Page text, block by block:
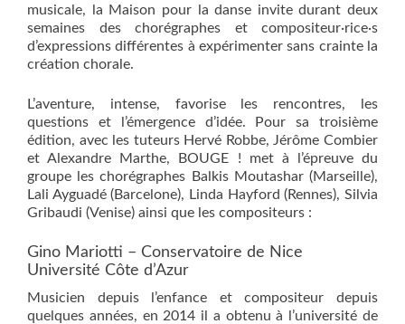
musicale, la Maison pour la danse invite durant deux
semaines des chorégraphes et compositeur·rice·s
d’expressions différentes à expérimenter sans crainte la
création chorale.
L’aventure, intense, favorise les rencontres, les
questions et l’émergence d’idée. Pour sa troisième
édition, avec les tuteurs Hervé Robbe, Jérôme Combier
et Alexandre Marthe, BOUGE ! met à l’épreuve du
groupe les chorégraphes Balkis Moutashar (Marseille),
Lali Ayguadé (Barcelone), Linda Hayford (Rennes), Silvia
Gribaudi (Venise) ainsi que les compositeurs :
Gino Mariotti – Conservatoire de Nice
Université Côte d’Azur
Musicien depuis l’enfance et compositeur depuis
quelques années, en 2014 il a obtenu à l’université de